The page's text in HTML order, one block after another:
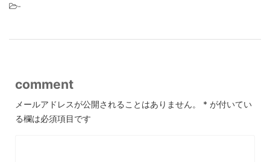
-
comment
メールアドレスが公開されることはありません。 * が付いてい
る欄は必須項目です